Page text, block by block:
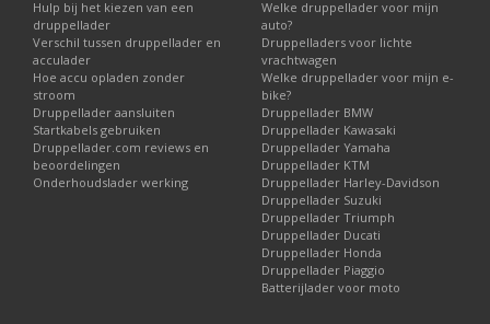
Hulp bij het kiezen van een
druppellader
Verschil tussen druppellader en
acculader
Hoe accu opladen zonder
stroom
Druppellader aansluiten
Startkabels gebruiken
Druppellader.com reviews en
beoordelingen
Onderhoudslader werking
Welke druppellader voor mijn
auto?
Druppelladers voor lichte
vrachtwagen
Welke druppellader voor mijn e-
bike?
Druppellader BMW
Druppellader Kawasaki
Druppellader Yamaha
Druppellader KTM
Druppellader Harley-Davidson
Druppellader Suzuki
Druppellader Triumph
Druppellader Ducati
Druppellader Honda
Druppellader Piaggio
Batterijlader voor moto